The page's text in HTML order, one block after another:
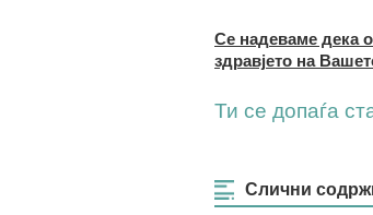
Се надеваме дека
здравјето на
Ти се допаѓа
Слични